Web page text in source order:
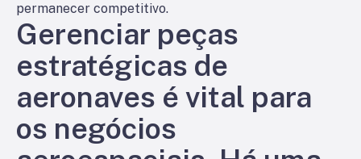
permanecer competitivo.
Gerenciar peças
estratégicas de
aeronaves é vital para
os negócios